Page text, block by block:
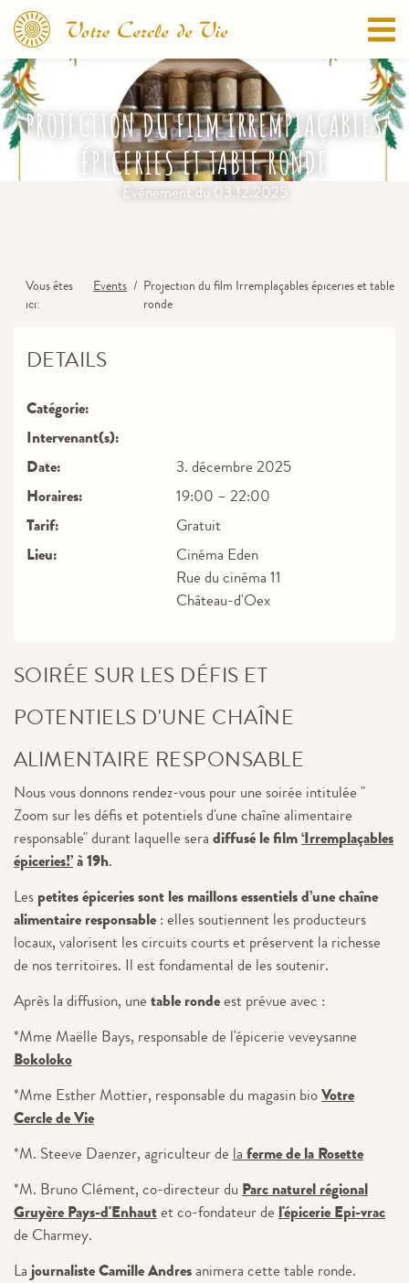
PROJECTION DU FILM IRREMPLAÇABLES
ÉPICERIES ET TABLE RONDE
Événement du 03.12.2025
Vous êtes
ici
Events
Projection du film Irremplaçables épiceries et table
ronde
SOIRÉE SUR LES DÉFIS ET
POTENTIELS D'UNE CHAÎNE
ALIMENTAIRE RESPONSABLE
Nous vous donnons rendez-vous pour une soirée intitulée "
Zoom sur les défis et potentiels d'une chaîne alimentaire
responsable" durant laquelle sera diffusé le film‘Irremplaçables
épiceries!’à 19h.
Les petites épiceries sont les maillons essentiels d’une chaîne
alimentaire responsable : elles soutiennent les producteurs
locaux, valorisent les circuits courts et préservent la richesse
de nos territoires. Il est fondamental de les soutenir.
Après la diffusion, une table rondeest prévue avec :
*Mme Maëlle Bays, responsable de l'épicerie veveysanne
Bokoloko
*Mme Esther Mottier, responsable du magasin bioVotre
Cercle de Vie
*M. Steeve Daenzer, agriculteur de la ferme de la Rosette
*M. Bruno Clément, co-directeur du Parc naturel régional
Gruyère Pays-d'Enhautet co-fondateur de l'épicerie Epi-vrac
de Charmey.
La journaliste Camille Andresanimera cette table ronde.
DETAILS
Catégorie
Intervenant(s)
Date
3. décembre 2025
Horaires
19:00 – 22:00
Tarif
Gratuit
Lieu
Cinéma Eden
Rue du cinéma 11
Château-d'Oex